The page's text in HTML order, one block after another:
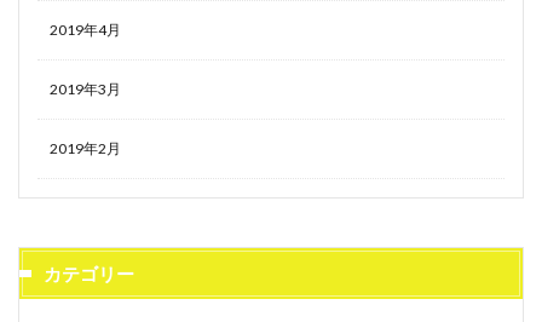
2019年4月
2019年3月
2019年2月
カテゴリー